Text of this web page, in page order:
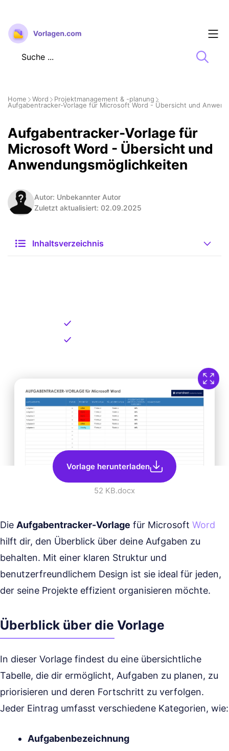
Zum
Inhalt
springen
Home Word
Projektmanagement & -planung
Aufgabentracker-Vorlage für Microsoft Word - Übersicht und
Aufgabentracker-Vorlage für
Microsoft Word - Übersicht und
Anwendungsmöglichkeiten
Autor: Unbekannter Autor
Zuletzt aktualisiert: 02.09.2025
Inhaltsverzeichnis
Vorlage herunterladen
52 KB.docx
Die Aufgabentracker-Vorlage für Microsoft Word
hilft dir, den Überblick über deine Aufgaben zu
behalten. Mit einer klaren Struktur und
benutzerfreundlichem Design ist sie ideal für jeden,
der seine Projekte effizient organisieren möchte.
Überblick über die Vorlage
In dieser Vorlage findest du eine übersichtliche
Tabelle, die dir ermöglicht, Aufgaben zu planen, zu
priorisieren und deren Fortschritt zu verfolgen.
Jeder Eintrag umfasst verschiedene Kategorien, wie:
Aufgabenbezeichnung